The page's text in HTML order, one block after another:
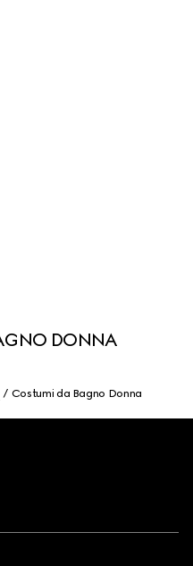
DONNA
Costumi da Bagno Donna